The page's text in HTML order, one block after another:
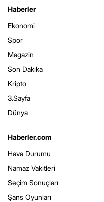
Haberler
Ekonomi
Spor
Magazin
Son Dakika
Kripto
3.Sayfa
Dünya
Haberler.com
Hava Durumu
Namaz Vakitleri
Seçim Sonuçları
Şans Oyunları